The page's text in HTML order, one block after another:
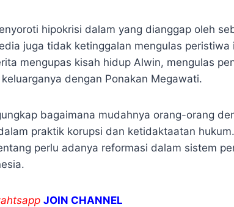
hipokrisi dalam yang dianggap oleh
juga tidak ketinggalan mengulas
mengupas kisah hidup Alwin, mengulas
dengan Ponakan Megawati.
bagaimana mudahnya orang-orang
praktik korupsi dan ketidaktaatan
perlu adanya reformasi dalam sistem
JOIN CHANNEL